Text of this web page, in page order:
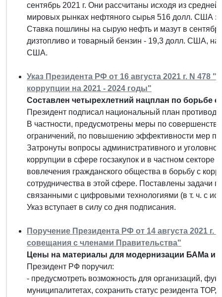
сентябрь 2021 г. Они рассчитаны исходя из
мировых рынках нефтяного сырья 516 долл. США за
Ставка пошлины на сырую нефть и мазут в
дизтопливо и товарный бензин - 19,3 долл. США,
США.
Указ Президента РФ от 16 августа 2021 г. N
коррупции на 2021 - 2024 годы"
Составлен четырехлетний нацплан по борьбе с
Президент подписал национальный план
В частности, предусмотрены меры по
ограничений, по повышению эффективности мер
Затронуты вопросы административного и
коррупции в сфере госзакупок и в частном
вовлечения гражданского общества в борьбу с
сотрудничества в этой сфере. Поставлены задачи
связанными с цифровыми технологиями (в т. ч. с
Указ вступает в силу со дня подписания.
Поручение Президента РФ от 14 августа 2021
совещания с членами Правительства"
Цены на материалы для модернизации БАМа и
Президент РФ поручил:
- предусмотреть возможность для организаций,
муниципалитетах, сохранить статус резидента ТОР,